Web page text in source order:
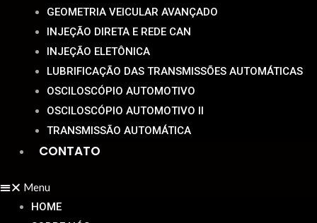
GEOMETRIA VEICULAR AVANÇADO
INJEÇÃO DIRETA E REDE CAN
INJEÇÃO ELETÔNICA
LUBRIFICAÇÃO DAS TRANSMISSÕES AUTOMÁTICAS
OSCILOSCÓPIO AUTOMOTIVO
OSCILOSCÓPIO AUTOMOTIVO II
TRANSMISSÃO AUTOMÁTICA
CONTATO
Menu
HOME